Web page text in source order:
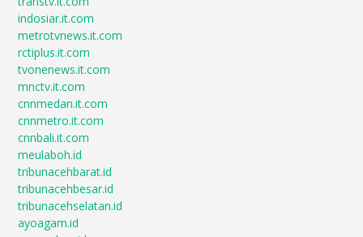
indosiar.it.com
metrotvnews.it.com
rctiplus.it.com
tvonenews.it.com
mnctv.it.com
cnnmedan.it.com
cnnmetro.it.com
cnnbali.it.com
meulaboh.id
tribunacehbarat.id
tribunacehbesar.id
tribunacehselatan.id
ayoagam.id